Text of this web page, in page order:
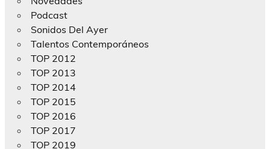
Podcast
Sonidos Del Ayer
Talentos Contemporáneos
TOP 2012
TOP 2013
TOP 2014
TOP 2015
TOP 2016
TOP 2017
TOP 2019